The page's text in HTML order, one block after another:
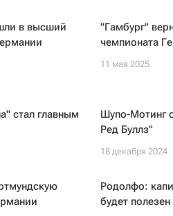
в высший
"Гамбург"
чемпионата
11 мая 2025
стал главным
Шупо-Мотинг
Ред Буллз"
18 декабря 2024
Родолфо:
будет